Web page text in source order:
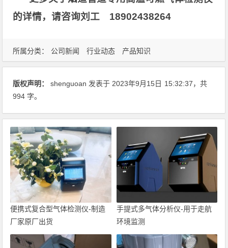
的详情，请咨询刘工 18902438264
所属分类： 公司新闻 行业动态 产品知识
版权声明： shenguoan 发表于 2023年9月15日 15:32:37，共
994 字。
便携式复合型气体检测仪-制造
厂家原厂出货
手提式多气体分析仪-用于走航
环境监测